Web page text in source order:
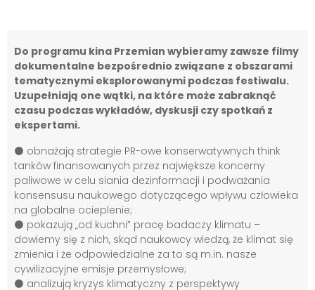
Do programu kina Przemian wybieramy zawsze filmy
dokumentalne bezpośrednio związane z obszarami
tematycznymi eksplorowanymi podczas festiwalu.
Uzupełniają one wątki, na które może zabraknąć
czasu podczas wykładów, dyskusji czy spotkań z
ekspertami.
⚫️ obnażają strategie PR-owe konserwatywnych think
tanków finansowanych przez największe koncerny
paliwowe w celu siania dezinformacji i podważania
konsensusu naukowego dotyczącego wpływu człowieka
na globalne ocieplenie;
⚫️ pokazują „od kuchni” pracę badaczy klimatu –
dowiemy się z nich, skąd naukowcy wiedzą, że klimat się
zmienia i że odpowiedzialne za to są m.in. nasze
cywilizacyjne emisje przemysłowe;
⚫️ analizują kryzys klimatyczny z perspektywy